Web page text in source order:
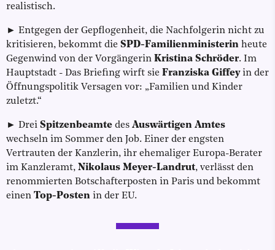
realistisch.
► Entgegen der Gepflogenheit, die Nachfolgerin nicht zu
kritisieren, bekommt die SPD-Familienministerin heute
Gegenwind von der Vorgängerin Kristina Schröder. Im
Hauptstadt - Das Briefing wirft sie Franziska Giffeyin der
Öffnungspolitik Versagen vor: „Familien und Kinder
zuletzt.“
► Drei Spitzenbeamte des Auswärtigen Amtes
wechseln im Sommer den Job. Einer der engsten
Vertrauten der Kanzlerin, ihr ehemaliger Europa-Berater
im Kanzleramt, Nikolaus Meyer-Landrut, verlässt den
renommierten Botschafterposten in Paris und bekommt
einen Top-Posten in der EU.